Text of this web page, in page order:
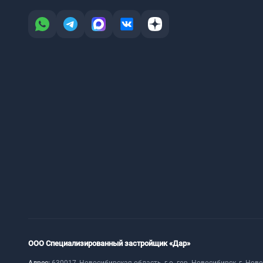
ООО Специализированный застройщик «Дар»